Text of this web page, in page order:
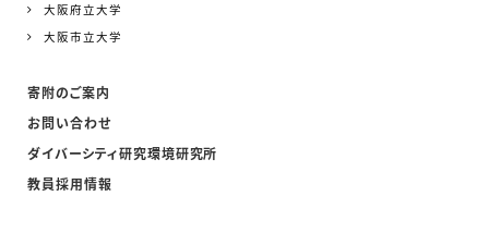
大阪府立大学
大阪市立大学
寄附のご案内
お問い合わせ
ダイバーシティ研究環境研究所
教員採用情報